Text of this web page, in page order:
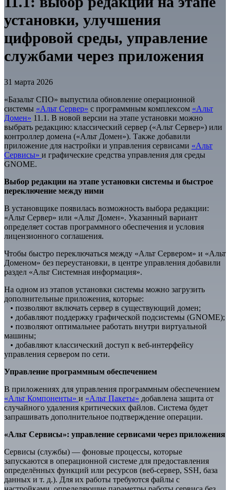
установки, улучшения
цифровой среды, управление
службами через приложения
31 марта 2026
«Базальт СПО» выпустила обновление операционной
системы «Альт Сервер» с программным комплексом «Альт
Домен» 11.1. В новой версии на этапе установки можно
выбрать редакцию: классический сервер («Альт Сервер») или
контроллер домена («Альт Домен»). Также добавили
приложение для настройки и управления сервисами «Альт
Сервисы» и графические средства управления для среды
GNOME.
Выбор редакции на этапе установки системы и быстрое
переключение между ними
В установщике появилась возможность выбора редакции:
«Альт Сервер» или «Альт Домен». Указанный вариант
определяет состав программного обеспечения и условия
лицензионного соглашения.
Чтобы быстро переключаться между «Альт Сервером» и «Альт
Доменом» без переустановки, в центре управления добавили
раздел «Альт Системная информация».
На одном из этапов установки системы можно загрузить
дополнительные приложения, которые:
• позволяют включать сервер в существующий домен;
• добавляют поддержку графической подсистемы (GNOME);
• позволяют оптимальнее работать внутри виртуальной
машины;
• добавляют классический доступ к веб-интерфейсу
управления сервером по сети.
Управление программным обеспечением
В приложениях для управления программным обеспечением
«Альт Компоненты» и «Альт Пакеты» добавлена защита от
случайного удаления критических файлов. Система будет
запрашивать дополнительное подтверждение операции.
«Альт Сервисы»: управление сервисами через приложения
Сервисы (службы) — фоновые процессы, которые
запускаются в операционной системе для предоставления
определённых функций или ресурсов (веб‑сервер, SSH, база
данных и т. д.). Для их работы требуются файлы с